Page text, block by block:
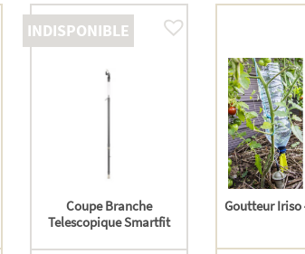
INDISPONIBLE
Coupe Branche
Telescopique Smartfit
Goutteur